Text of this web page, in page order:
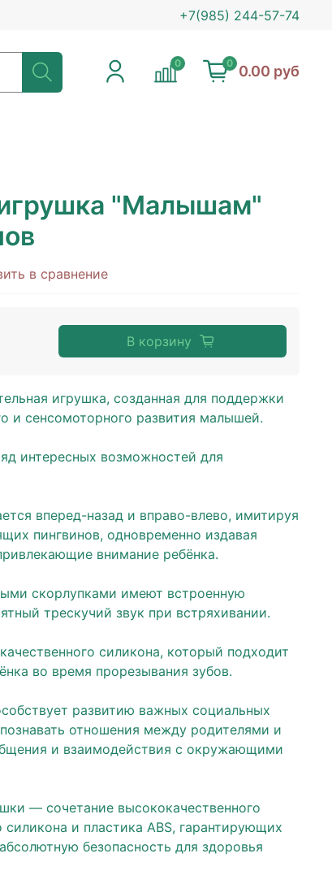
+7(985) 244-57-74
0 0 0.00 руб
"Малышам"
в сравнение
В корзину
игрушка, созданная для поддержки
и сенсомоторного развития малышей.
интересных возможностей для
вперед-назад и вправо-влево, имитируя
пингвинов, одновременно издавая
внимание ребёнка.
скорлупками имеют встроенную
трескучий звук при встряхивании.
силикона, который подходит
во время прорезывания зубов.
развитию важных социальных
отношения между родителями и
и взаимодействия с окружающими
— сочетание высококачественного
силикона и пластика ABS, гарантирующих
безопасность для здоровья